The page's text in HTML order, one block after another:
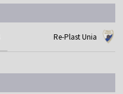
Re-Plast Unia